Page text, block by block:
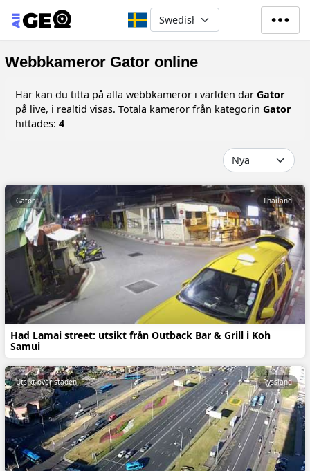
Hoppa till huvudinnehåll
Select your language
Webbkameror Gator online
Här kan du titta på alla webbkameror i världen där Gator
på live, i realtid visas. Totala kameror från kategorin Gator
hittades: 4
Had Lamai street: utsikt från Outback Bar & Grill i Koh
Samui
Gator Thailand
Utsikt över staden Ryssland